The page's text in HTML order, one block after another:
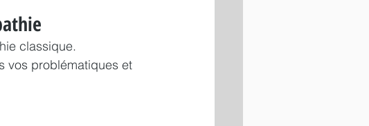
classique.
vos problématiques et